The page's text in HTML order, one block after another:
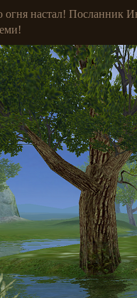
настал! Посланник